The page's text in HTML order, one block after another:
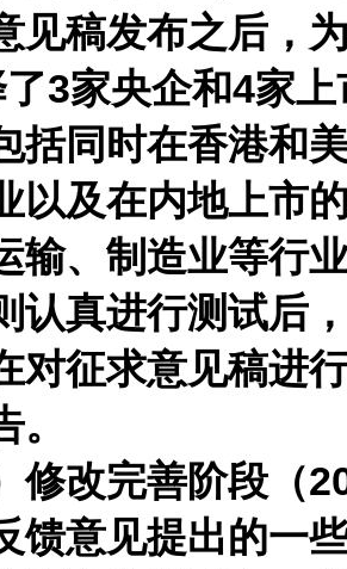
稿发布之后，为
3家央企和4家
括同时在香港和
以及在内地上市
输、制造业等行
认真进行测试后
对征求意见稿进
改完善阶段（
意见提出的一些